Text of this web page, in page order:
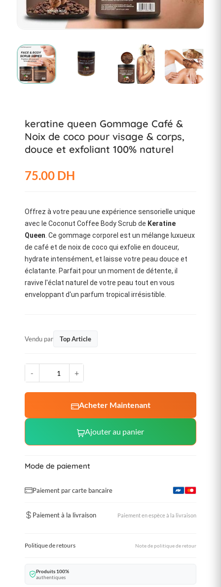
keratine queen Gommage Café &
Noix de coco pour visage & corps,
douce et exfoliant 100% naturel
75.00 DH
Offrez à votre peau une expérience sensorielle unique
avec le Coconut Coffee Body Scrub de Keratine
Queen. Ce gommage corporel est un mélange luxueux
de café et de noix de coco qui exfolie en douceur,
hydrate intensément, et laisse votre peau douce et
éclatante. Parfait pour un moment de détente, il
ravive l'éclat naturel de votre peau tout en vous
enveloppant d'un parfum tropical irrésistible.
Vendu par Top Article
- +
Acheter Maintenant
Ajouter au panier
Mode de paiement
Paiement par carte bancaire
Paiement à la livraison Paiement en espèce à la livraison
Politique de retours Note de politique de retour
Produits 100%
authentiques